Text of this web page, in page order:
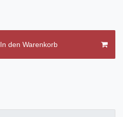
In den Warenkorb